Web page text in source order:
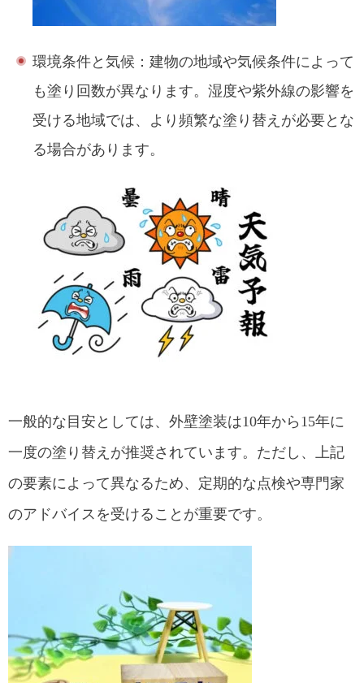
環境条件と気候：建物の地域や気候条件によって
も塗り回数が異なります。湿度や紫外線の影響を
受ける地域では、より頻繁な塗り替えが必要とな
る場合があります。
一般的な目安としては、外壁塗装は10年から15年に
一度の塗り替えが推奨されています。ただし、上記
の要素によって異なるため、定期的な点検や専門家
のアドバイスを受けることが重要です。